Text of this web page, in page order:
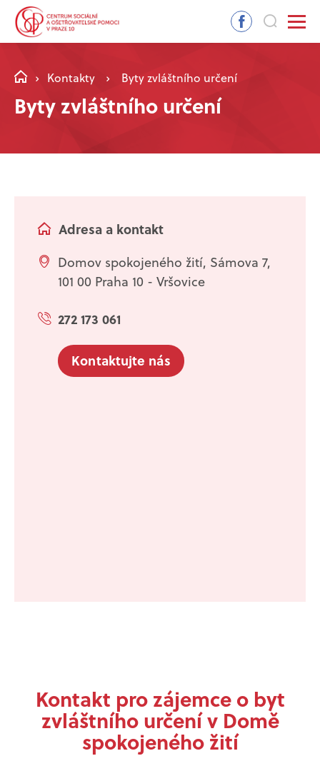
Kontakty Byty zvláštního určení
Byty zvláštního určení
Adresa a kontakt
Domov spokojeného žití, Sámova 7,
101 00 Praha 10 - Vršovice
272 173 061
Kontaktujte nás
Kontakt pro zájemce o byt
zvláštního určení v Domě
spokojeného žití